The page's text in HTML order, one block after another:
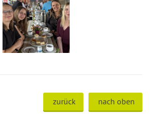
zurück nach oben